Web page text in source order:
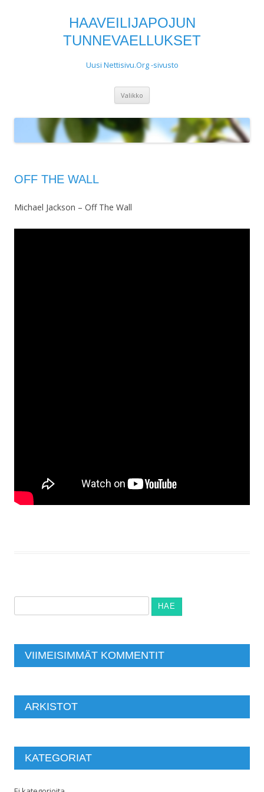
HAAVEILIJAPOJUN
TUNNEVAELLUKSET
Uusi Nettisivu.Org -sivusto
Valikko
OFF THE WALL
Michael Jackson – Off The Wall
VIIMEISIMMÄT KOMMENTIT
ARKISTOT
KATEGORIAT